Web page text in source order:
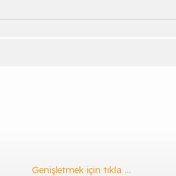
Genişletmek için tıkla ...